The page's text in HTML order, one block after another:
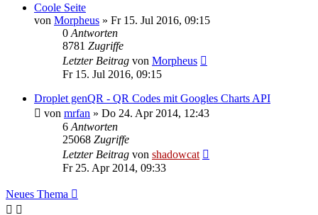
Coole Seite
von Morpheus » Fr 15. Jul 2016, 09:15
0 Antworten
8781 Zugriffe
Letzter Beitrag von Morpheus
Fr 15. Jul 2016, 09:15
Droplet genQR - QR Codes mit Googles Charts API
von mrfan » Do 24. Apr 2014, 12:43
6 Antworten
25068 Zugriffe
Letzter Beitrag von shadowcat
Fr 25. Apr 2014, 09:33
Neues Thema